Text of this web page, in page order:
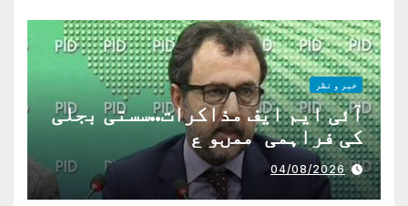
خبر و نظر
آئی ایم ایف مذاکرات..سستی بجلی
کی فراہمی ممںو ع
04/08/2026